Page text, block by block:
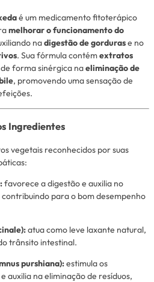
é um medicamento fitoterápico
melhorar o funcionamento do
nadigestão de gordurase no
. Sua fórmula contémextratos
forma sinérgica naeliminação de
, promovendo uma sensação de
Ingredientes
vegetais reconhecidos por suas
favorece a digestão e auxilia no
para o bom desempenho
atua como leve laxante natural,
trânsito intestinal.
purshiana):estimula os
auxilia na eliminação de resíduos,